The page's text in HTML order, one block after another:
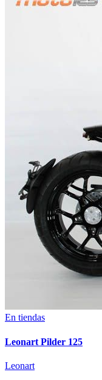
En tiendas
Leonart Pilder 125
Leonart